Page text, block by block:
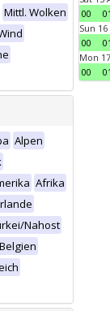
Mittl. Wolken
Alpen
Afrika
Nahost
Belgien
00
01
Sun
00
01
Mon
00
01